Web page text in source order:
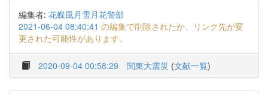
編集者: 花蝶風月雪月花警部
2021-06-04 08:40:41 の編集で削除されたか、リンク先が変
更された可能性があります。
2020-09-04 00:58:29 関東大震災 (文献一覧)